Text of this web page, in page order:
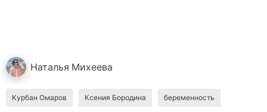
Наталья Михеева
Курбан Омаров Ксения Бородина беременность